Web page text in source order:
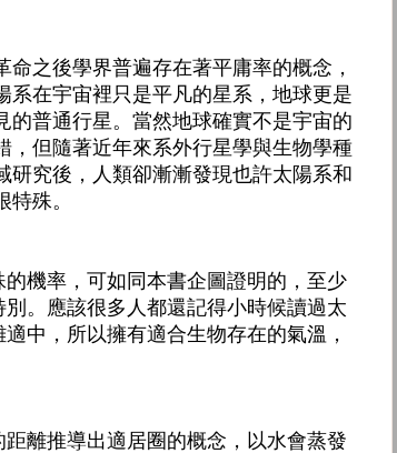
命之後學界普遍存在著平庸率的概念，
系在宇宙裡只是平凡的星系，地球更是
的普通行星。當然地球確實不是宇宙的
，但隨著近年來系外行星學與生物學種
研究後，人類卻漸漸發現也許太陽系和
特殊。
機率，可如同本書企圖證明的，至少
。應該很多人都還記得小時候讀過太
中，所以擁有適合生物存在的氣溫，
離推導出適居圈的概念，以水會蒸發